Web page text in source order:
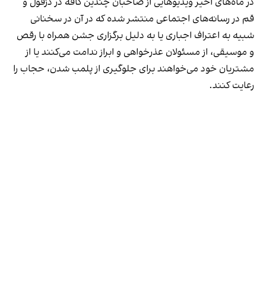
قم در رسانه‌های اجتماعی منتشر شده که در آن در سخنانی
شبیه به اعتراف اجباری یا به دلیل برگزاری جشن همراه با رقص
و موسیقی، از مسئولان عذرخواهی و ابراز ندامت می‌کنند یا از
مشتریان خود می‌خواهند برای جلوگیری از پلمب شدن، حجاب را
رعایت کنند.